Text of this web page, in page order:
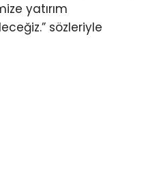
yatırım
sözleriyle